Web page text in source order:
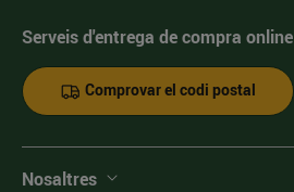
Serveis d'entrega de compra online
Comprovar el codi postal
Nosaltres